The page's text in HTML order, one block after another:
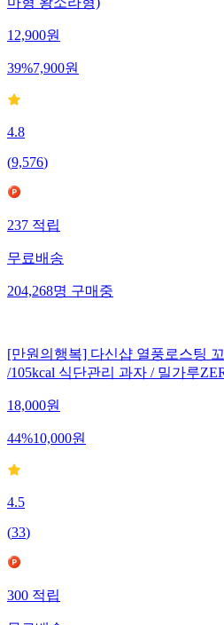
마형 왕소라형)
12,900원
39%7,900원
4.8
(9,576)
237적립
무료배송
204,268명구매중
[만원의행복] 다신샵 열풍로스팅
/105kcal 식단관리 과자 / 밀가루
18,000원
44%10,000원
4.5
(33)
300적립